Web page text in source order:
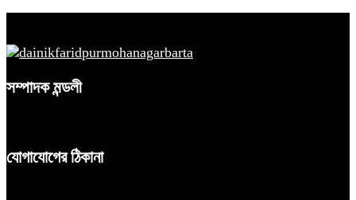
সম্পাদক মন্ডলী
যোগাযোগের ঠিকানা